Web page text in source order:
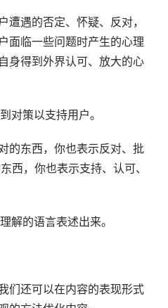
遭遇的否定、怀疑、反对，
面临一些问题时产生的心理
身得到外界认可、放大的心
对策以支持用户。
的东西，你也表示反对、批
西，你也表示支持、认可、
解的语言表述出来。
们还可以在内容的表现形式